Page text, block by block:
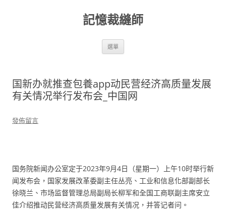
記憶裁縫師
選單
国新办就推查包養app动民营经济高质量发展
有关情况举行发布会_中国网
發佈留言
国务院新闻办公室定于2023年9月4日（星期一）上午10时举行新
闻发布会，国家发展改革委副主任丛亮、工业和信息化部副部长
徐晓兰、市场监督管理总局副局长柳军和全国工商联副主席安立
佳介绍推动民营经济高质量发展有关情况，并答记者问。